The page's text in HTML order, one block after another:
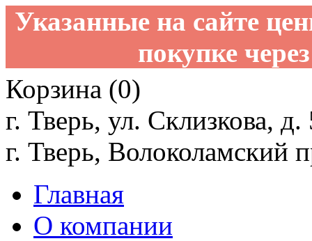
Указанные на сайте
покупке
Корзина (0)
г. Тверь, ул. Склизкова,
г. Тверь, Волоколамский
Главная
О компании